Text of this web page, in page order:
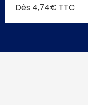
Dès 4,74€ TTC